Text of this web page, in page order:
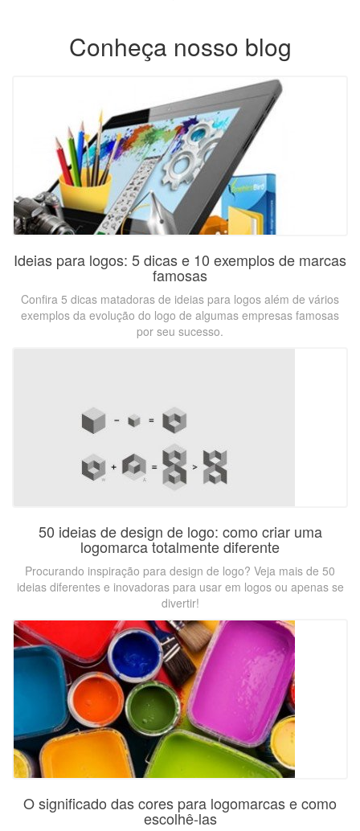
Conheça nosso blog
Ideias para logos: 5 dicas e 10 exemplos de marcas
famosas
Confira 5 dicas matadoras de ideias para logos além de vários
exemplos da evolução do logo de algumas empresas famosas
por seu sucesso.
50 ideias de design de logo: como criar uma
logomarca totalmente diferente
Procurando inspiração para design de logo? Veja mais de 50
ideias diferentes e inovadoras para usar em logos ou apenas se
divertir!
O significado das cores para logomarcas e como
escolhê-las